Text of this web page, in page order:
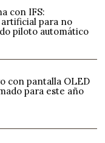
con IFS:
para no
piloto automático
con pantalla OLED
para este año